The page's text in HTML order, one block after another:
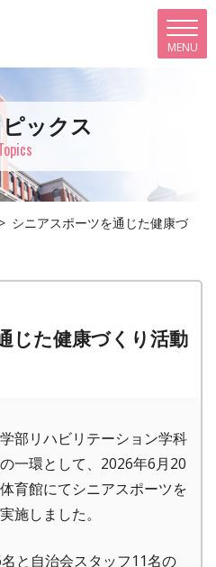
ックス
シニアスポーツを通じた健康づ
じた健康づくり活動
部リハビリテーション学科
一環として、2026年6月20
育館にてシニアスポーツを
施しました。
と自治会スタッフ11名の